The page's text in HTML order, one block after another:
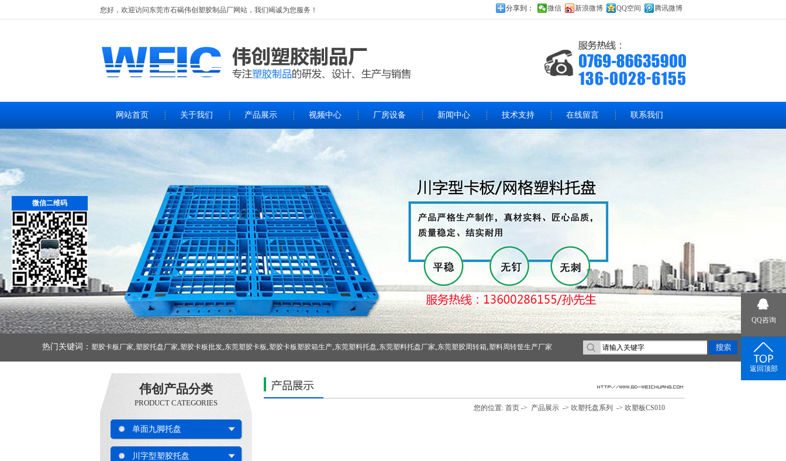
您好，欢迎访问 东莞市石碣伟创塑胶制品厂网站，我们竭诚为您服务！ 分享到： 微信 新浪微博 QQ空间 腾讯微博
网站首页 关于我们 产品展示 视频中心 厂房设备 新闻中心 技术支持 在线留言 联系我们
热门关键词： 塑胶卡板厂家,塑胶托盘厂家,塑胶卡板批发,东莞塑胶卡板,塑胶卡板塑胶箱生产,东莞塑料托盘,东莞塑料托盘厂家,东莞塑胶周转箱,塑料周转筐生产厂家
伟创产品分类
PRODUCT CATEGORIES
单面九脚托盘
川字型塑胶托盘
您的位置: 首页-> 产品展示-> 吹塑托盘系列 -> 吹塑板CS010
微信二维码
QQ咨询
返回顶部